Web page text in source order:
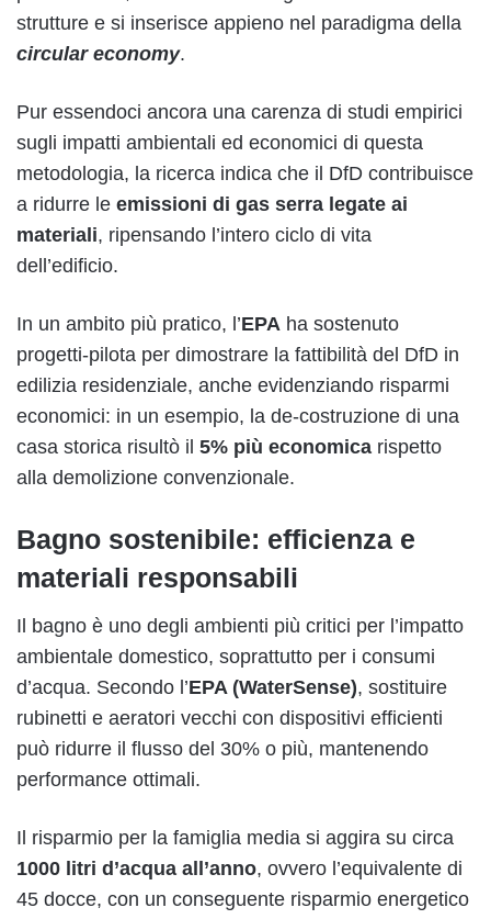
strutture e si inserisce appieno nel paradigma della
circular economy.
Pur essendoci ancora una carenza di studi empirici
sugli impatti ambientali ed economici di questa
metodologia, la ricerca indica che il DfD contribuisce
a ridurre le emissioni di gas serra legate ai
materiali, ripensando l’intero ciclo di vita
dell’edificio.
In un ambito più pratico, l’EPA ha sostenuto
progetti-pilota per dimostrare la fattibilità del DfD in
edilizia residenziale, anche evidenziando risparmi
economici: in un esempio, la de-costruzione di una
casa storica risultò il 5% più economica rispetto
alla demolizione convenzionale.
Bagno sostenibile: efficienza e
materiali responsabili
Il bagno è uno degli ambienti più critici per l’impatto
ambientale domestico, soprattutto per i consumi
d’acqua. Secondo l’EPA (WaterSense), sostituire
rubinetti e aeratori vecchi con dispositivi efficienti
può ridurre il flusso del 30% o più, mantenendo
performance ottimali.
Il risparmio per la famiglia media si aggira su circa
1000 litri d’acqua all’anno, ovvero l’equivalente di
45 docce, con un conseguente risparmio energetico